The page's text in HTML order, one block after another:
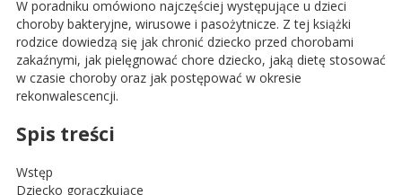
W poradniku omówiono najczęściej występujące u dzieci
choroby bakteryjne, wirusowe i pasożytnicze. Z tej książki
rodzice dowiedzą się jak chronić dziecko przed chorobami
zakaźnymi, jak pielęgnować chore dziecko, jaką dietę stosować
w czasie choroby oraz jak postępować w okresie
rekonwalescencji.
Spis treści
Wstęp
Dziecko gorączkujące